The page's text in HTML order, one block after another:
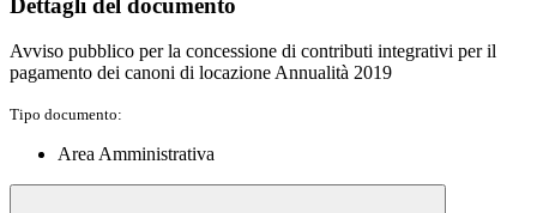
Avviso pubblico per la concessione di contributi integrativi per il
pagamento dei canoni di locazione Annualità 2019
Tipo documento:
Area Amministrativa